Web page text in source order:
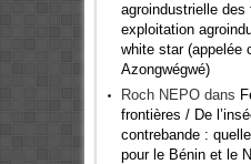
agroindustrielle
exploitation
white star (appelée
Azongwégwé)
Roch NEPOdans
frontières / De
contrebande :
pour le Bénin et le